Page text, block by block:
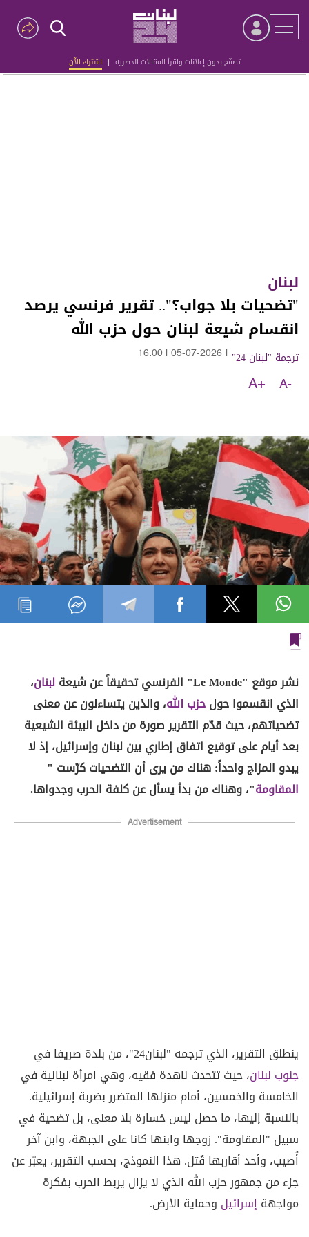
تصفّح بدون إعلانات واقرأ المقالات الحصرية | اشترك الآن
Advertisement
لبنان
"تضحيات بلا جواب؟".. تقرير فرنسي يرصد
انقسام شيعة لبنان حول حزب الله
ترجمة "لبنان 24" 05-07-2026
16:00
A-
A+
نشر موقع "Le Monde" الفرنسي تحقيقاً عن شيعة لبنان،
الذي انقسموا حولحزب الله، والذين يتساءلون عن معنى
تضحياتهم، حيث قدّم التقرير صورة من داخل البيئة الشيعية
بعد أيام على توقيع اتفاق إطاري بين لبنان وإسرائيل، إذ لا
يبدو المزاج واحداً: هناك من يرى أن التضحيات كرّست "
المقاومة"، وهناك من بدأ يسأل عن كلفة الحرب وجدواها.
Advertisement
ينطلق التقرير، الذي ترجمه "لبنان24"، من بلدة صريفا في
جنوب لبنان، حيث تتحدث ناهدة فقيه، وهي امرأة لبنانية في
الخامسة والخمسين، أمام منزلها المتضرر بضربة إسرائيلية.
بالنسبة إليها، ما حصل ليس خسارة بلا معنى، بل تضحية في
سبيل "المقاومة". زوجها وابنها كانا على الجبهة، وابن آخر
أُصيب، وأحد أقاربها قُتل. هذا النموذج، بحسب التقرير، يعبّر عن
جزء من جمهور حزب الله الذي لا يزال يربط الحرب بفكرة
مواجهة إسرائيل وحماية الأرض.